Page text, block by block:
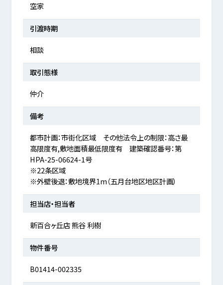
空家
引渡時期
相談
取引態様
仲介
備考
都市計画：市街化区域 その他法令上の制限：高さ最
高限度有,敷地面積最低限度有 建築確認番号：第
HPA-25-06624-1号
※22条区域
※外壁後退：敷地境界1m（五月台地区地区計画）
担当店・担当者
新百合ヶ丘店 熊谷 利樹
物件番号
B01414-002335